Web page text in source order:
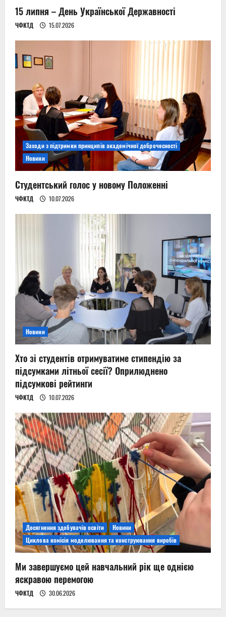
15 липня – День Української Державності
ЧФКТД 15.07.2026
Заходи з підтримки принципів академічної доброчесності
Новини
Студентський голос у новому Положенні
ЧФКТД 10.07.2026
Новини
Хто зі студентів отримуватиме стипендію за
підсумками літньої сесії? Оприлюднено
підсумкові рейтинги
ЧФКТД 10.07.2026
Досягнення здобувачів освіти
Новини
Циклова комісія моделювання та конструювання виробів
Ми завершуємо цей навчальний рік ще однією
яскравою перемогою
ЧФКТД 30.06.2026